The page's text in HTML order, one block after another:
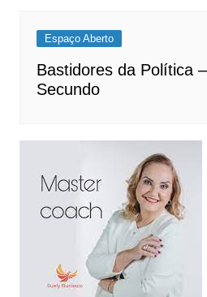
Espaço Aberto
Bastidores da Política
Secundo